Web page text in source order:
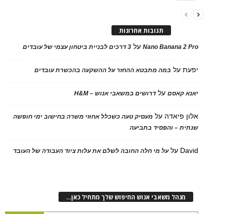
תגובות אחרונות
Nano Banana 2 Proעל 3 דרכים לבניית ביטחון עצמי של עובדים
יפעתעל במה מתבטא ההחזר על ההשקעה בהכשרת עובדים
יאנא קאסםעלדרושים במשאבי אנוש – H&M
אלון פיאדה על מעסיק טעה כשכלל אחוזי משרה בחישוב ימי חופשה
שנתית – והפסיד בתביעה
David עלעל מי חלה החובה לשלם את עלות ציוד העבודה של העובד
מנהל משאבי אנוש החיפוש שלך מתחיל כאן…